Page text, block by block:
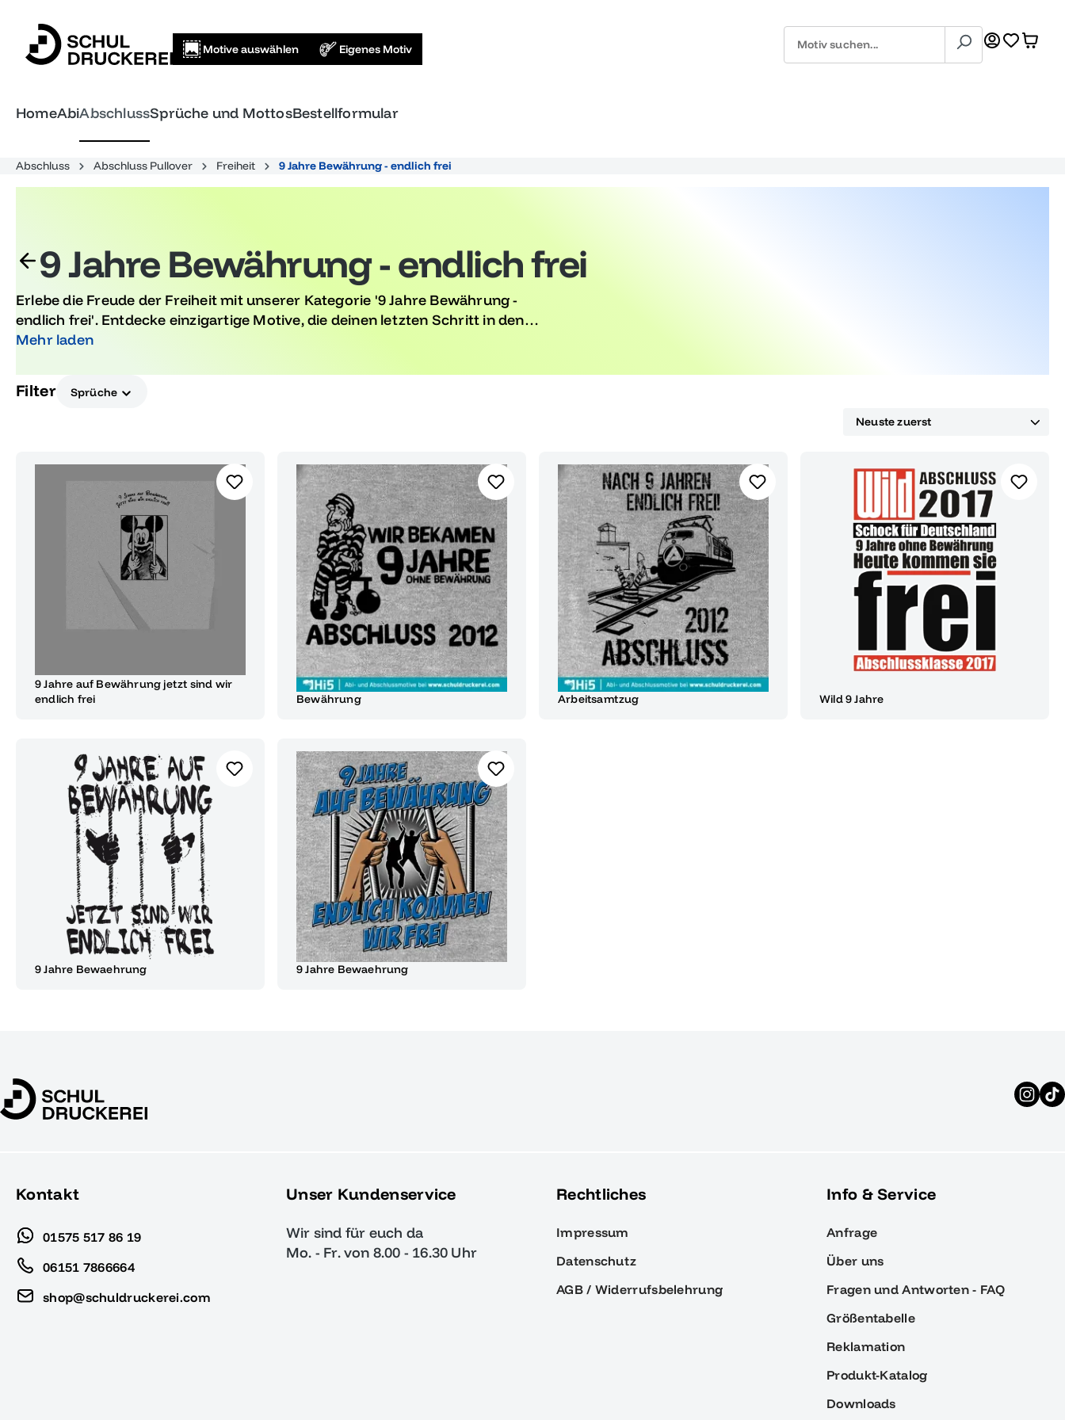
Motive auswählen Eigenes Motiv
HomeAbiAbschlussSprüche und MottosBestellformular
Abschluss Abschluss Pullover Freiheit 9 Jahre Bewährung - endlich frei
9 Jahre Bewährung - endlich frei
Erlebe die Freude der Freiheit mit unserer Kategorie '9 Jahre Bewährung -
endlich frei'. Entdecke einzigartige Motive, die deinen letzten Schritt in den
neuen Lebensabschnitt stilvoll zelebrieren. Feiere deine Unabhängigkeit mit
Mehr laden
Filter Sprüche
9 Jahre auf Bewährung jetzt sind wir
endlich frei
Bewährung Arbeitsamtzug Wild 9 Jahre
9 Jahre Bewaehrung 9 Jahre Bewaehrung
Kontakt
01575 517 86 19
06151 7866664
shop@schuldruckerei.com
Unser Kundenservice
Wir sind für euch da
Mo. - Fr. von 8.00 - 16.30 Uhr
Rechtliches
Impressum
Datenschutz
AGB / Widerrufsbelehrung
Info & Service
Anfrage
Über uns
Fragen und Antworten - FAQ
Größentabelle
Reklamation
Produkt-Katalog
Downloads